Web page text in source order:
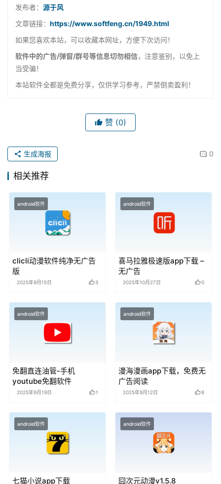
发布者： 源于风
文章链接： https://www.softfeng.cn/1949.html
如果您喜欢本站，可以收藏本网址，方便下次访问！
软件中的广告/弹窗/群号等信息切勿相信，注意鉴别，以免上
当受骗！
本站软件全都是免费分享，仅供学习参考，严禁倒卖盈利！
赞 (0)
0
生成海报
相关推荐
android软件
clicli动漫软件纯净无广告
版
2025年9月15日 3
android软件
喜马拉雅极速版app下载 –
无广告
2025年10月27日 0
android软件
免翻直连油管-手机
youtube免翻软件
2025年9月19日 1
android软件
漫海漫画app下载，免费无
广告阅读
2025年9月12日 8
android软件
七猫小说app下载
android软件
囧次元动漫v1.5.8